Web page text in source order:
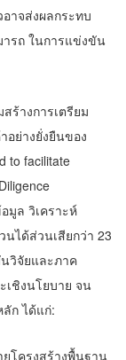
าจส่งผลกระทบ
ารถ ในการแข่งขัน
ร้างการเตรียม
อย่างยั่งยืนของ
to facilitate
มูล วิเคราะห์
ได้ส่วนเสียกว่า 23
วิจัยและภาค
ชิงนโยบาย จน
ก ได้แก่:
โครงสร้างพื้นฐาน